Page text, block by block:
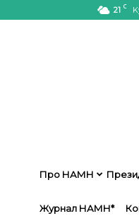
21 C
Про НАМН
Журнал НАМН*